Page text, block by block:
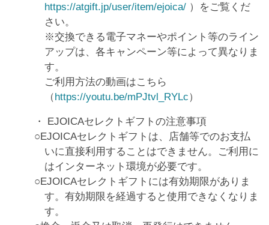
https://atgift.jp/user/item/ejoica/）をご覧くだ
さい。
※交換できる電子マネーやポイント等のライン
アップは、各キャンペーン等によって異なりま
す。
ご利用方法の動画はこちら
（https://youtu.be/mPJtvl_RYLc）
EJOICAセレクトギフトの注意事項
EJOICAセレクトギフトは、店舗等でのお支払
いに直接利用することはできません。ご利用に
はインターネット環境が必要です。
EJOICAセレクトギフトには有効期限がありま
す。有効期限を経過すると使用できなくなりま
す。